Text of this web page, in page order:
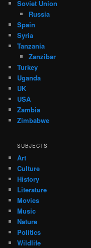
Soviet Union
Russia
Spain
Syria
Tanzania
Zanzibar
Turkey
Uganda
UK
USA
Zambia
Zimbabwe
SUBJECTS
Art
Culture
History
Literature
Movies
Music
Nature
Politics
Wildlife